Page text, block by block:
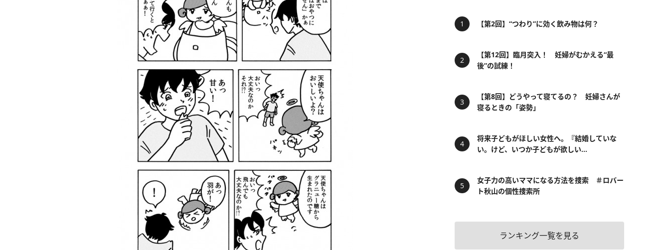
【第2回】“つわり”に効く飲み物は何？
【第12回】臨月突入！ 妊婦がむかえる“最
後”の試練！
【第8回】どうやって寝てるの？ 妊婦さんが
寝るときの「姿勢」
将来子どもがほしい女性へ。『結婚していな
い。けど、いつか子どもが欲しい...
女子力の高いママになる方法を捜索 ＃ロバー
ト秋山の個性捜索所
ランキング一覧を見る